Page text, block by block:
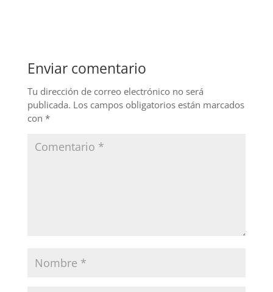
b
o
o
k
n
Enviar comentario
Tu dirección de correo electrónico no será
publicada. Los campos obligatorios están marcados
con *